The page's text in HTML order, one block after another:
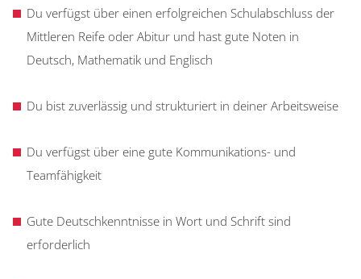
Du verfügst über einen erfolgreichen Schulabschluss der
Mittleren Reife oder Abitur und hast gute Noten in
Deutsch, Mathematik und Englisch
Du bist zuverlässig und strukturiert in deiner Arbeitsweise
Du verfügst über eine gute Kommunikations- und
Teamfähigkeit
Gute Deutschkenntnisse in Wort und Schrift sind
erforderlich